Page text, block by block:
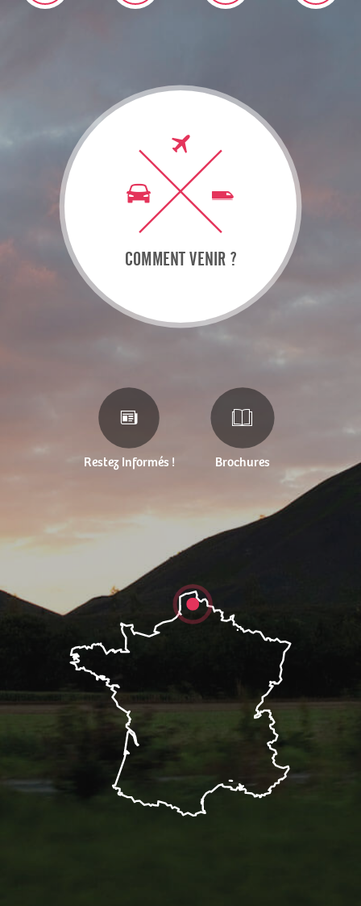
COMMENT VENIR ?
Restez Informés ! Brochures